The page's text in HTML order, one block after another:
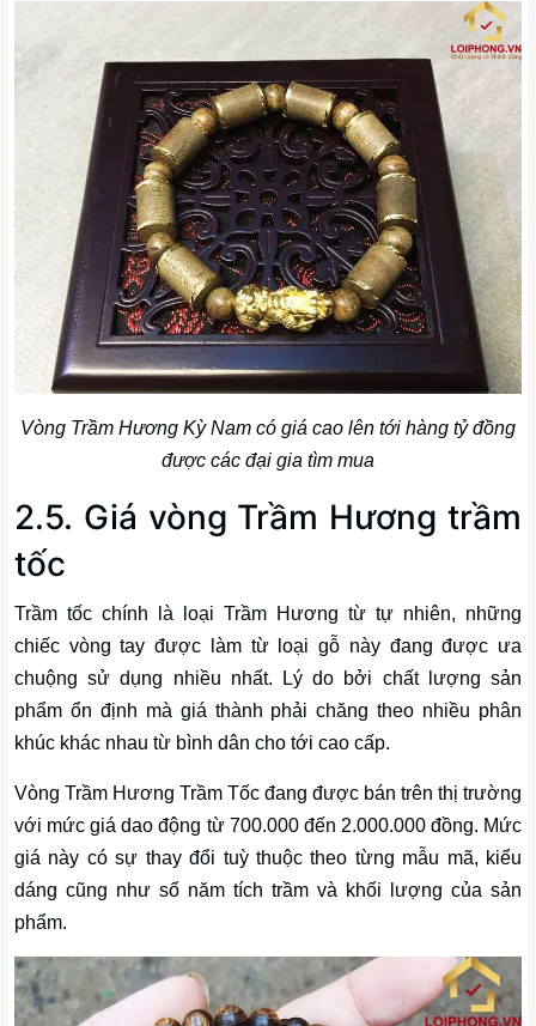
Vòng Trầm Hương Kỳ Nam có giá cao lên tới hàng tỷ đồng
được các đại gia tìm mua
2.5. Giá vòng Trầm Hương trầm
tốc
Trầm tốc chính là loại Trầm Hương từ tự nhiên, những
chiếc vòng tay được làm từ loại gỗ này đang được ưa
chuộng sử dụng nhiều nhất. Lý do bởi chất lượng sản
phẩm ổn định mà giá thành phải chăng theo nhiều phân
khúc khác nhau từ bình dân cho tới cao cấp.
Vòng Trầm Hương Trầm Tốc đang được bán trên thị trường
với mức giá dao động từ 700.000 đến 2.000.000 đồng. Mức
giá này có sự thay đổi tuỳ thuộc theo từng mẫu mã, kiểu
dáng cũng như số năm tích trầm và khối lượng của sản
phẩm.